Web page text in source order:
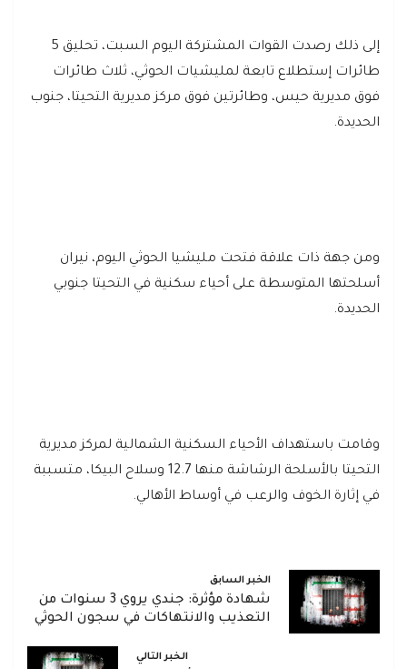
إلى ذلك رصدت القوات المشتركة اليوم السبت، تحليق 5
طائرات إستطلاع تابعة لمليشيات الحوثي، ثلاث طائرات
فوق مديرية حيس، وطائرتين فوق مركز مديرية التحيتا، جنوب
الحديدة.
ومن جهة ذات علاقة فتحت مليشيا الحوثي اليوم، نيران
أسلحتها المتوسطة على أحياء سكنية في التحيتا جنوبي
الحديدة.
وقامت باستهداف الأحياء السكنية الشمالية لمركز مديرية
التحيتا بالأسلحة الرشاشة منها 12.7 وسلاح البيكا، متسببة
في إثارة الخوف والرعب في أوساط الأهالي.
الخبر السابق
شهادة مؤثرة: جندي يروي 3 سنوات من
التعذيب والانتهاكات في سجون الحوثي
الخبر التالي